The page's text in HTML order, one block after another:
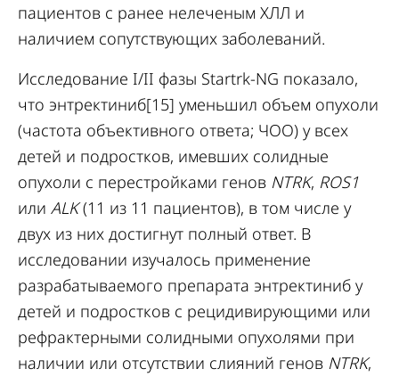
пациентов с ранее нелеченым ХЛЛ и
наличием сопутствующих заболеваний.
Исследование I/II фазы Startrk-NG показало,
что энтректиниб[15] уменьшил объем опухоли
(частота объективного ответа; ЧОО) у всех
детей и подростков, имевших солидные
опухоли с перестройками генов NTRK, ROS1
или ALK(11 из 11 пациентов), в том числе у
двух из них достигнут полный ответ. В
исследовании изучалось применение
разрабатываемого препарата энтректиниб у
детей и подростков с рецидивирующими или
рефрактерными солидными опухолями при
наличии или отсутствии слияний генов NTRK,